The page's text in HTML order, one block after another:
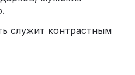
служит контрастным